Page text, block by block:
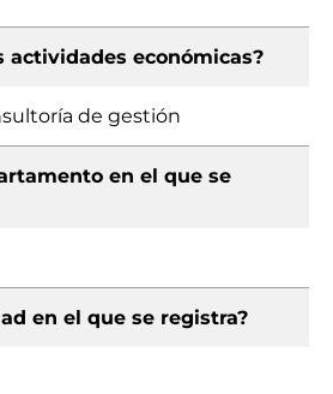
actividades económicas?
de gestión
en el que se
en el que se registra?